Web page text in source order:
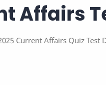
Affairs
Current Affairs Quiz